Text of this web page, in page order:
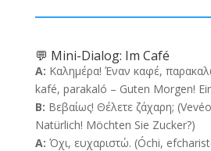
💬 Mini-Dialog: Im Café
A: Καλημέρα! Έναν καφέ,
kafé, parakaló – Guten Morgen!
B: Βεβαίως! Θέλετε ζάχαρη;
Natürlich! Möchten Sie Zucker?)
A: Όχι, ευχαριστώ. (Óchi,